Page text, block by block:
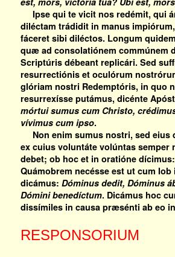
Ipse qui te vicit nos redémit, qui
diléctam trádidit in manus
fáceret sibi diléctos. Longum
quæ ad consolatiónem commúnem
Scriptúris débeant replicári. Sed
resurrectiónis et oculórum
glóriam nostri Redemptóris, in quo
resurrexísse putámus, dicénte
mórtui sumus cum Christo,
vívimus cum ipso.
Non enim sumus nostri, sed eius
ex cuius voluntáte volúntas semper
debet; ob hoc et in oratióne dícimus:
Quámobrem necésse est ut cum Iob
dicámus: Dóminus dedit, Dóminus
Dómini benedíctum. Dicámus hoc
dissímiles in causa præsénti ab eo
RESPONSORIUM